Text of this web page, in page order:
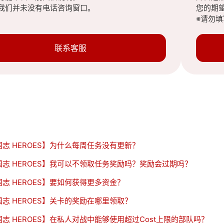
们并未没有电话咨询窗口。
联系客服
您的期
※请勿
HEROES】为什么每周任务没有更新？
志 HEROES】我可以不领取任务奖励吗？奖励会过期吗？
HEROES】要如何获得更多资金？
HEROES】关卡的奖励在哪里领取？
志 HEROES】在私人对战中能够使用超过Cost上限的部队吗？